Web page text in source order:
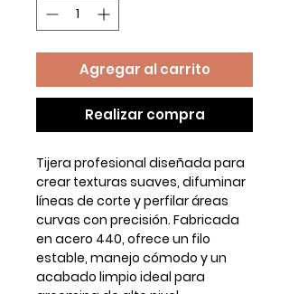
Agregar al carrito
Realizar compra
Tijera profesional diseñada para
crear texturas suaves, difuminar
líneas de corte y perfilar áreas
curvas con precisión. Fabricada
en acero 440, ofrece un filo
estable, manejo cómodo y un
acabado limpio ideal para